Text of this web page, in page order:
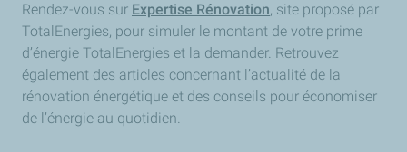
Rendez-vous sur Expertise Rénovation, site proposé par
TotalEnergies, pour simuler le montant de votre prime
d’énergie TotalEnergies et la demander. Retrouvez
également des articles concernant l’actualité de la
rénovation énergétique et des conseils pour économiser
de l’énergie au quotidien.